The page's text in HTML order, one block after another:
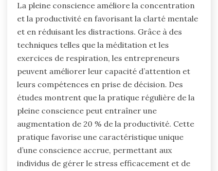
La pleine conscience améliore la concentration
et la productivité en favorisant la clarté mentale
et en réduisant les distractions. Grâce à des
techniques telles que la méditation et les
exercices de respiration, les entrepreneurs
peuvent améliorer leur capacité d’attention et
leurs compétences en prise de décision. Des
études montrent que la pratique régulière de la
pleine conscience peut entraîner une
augmentation de 20 % de la productivité. Cette
pratique favorise une caractéristique unique
d’une conscience accrue, permettant aux
individus de gérer le stress efficacement et de